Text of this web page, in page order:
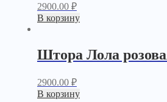
2900.00 ₽
В корзину
Штора Лола
2900.00 ₽
В корзину